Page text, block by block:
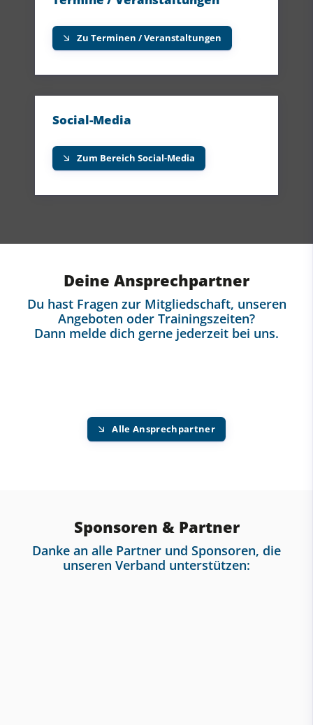
Zu Terminen / Veranstaltungen
Social-Media
Zum Bereich Social-Media
Deine Ansprechpartner
Du hast Fragen zur Mitgliedschaft, unseren
Angeboten oder Trainingszeiten?
Dann melde dich gerne jederzeit bei uns.
Alle Ansprechpartner
Sponsoren & Partner
Danke an alle Partner und Sponsoren, die
unseren Verband unterstützen: